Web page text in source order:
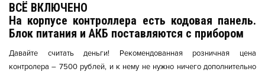
ВСЁ ВКЛЮЧЕНО
На корпусе контроллера есть кодовая панель.
Блок питания и АКБ поставляются с прибором
Давайте считать деньги! Рекомендованная розничная цена
контролера – 7500 рублей, и к нему не нужно ничего дополнительно